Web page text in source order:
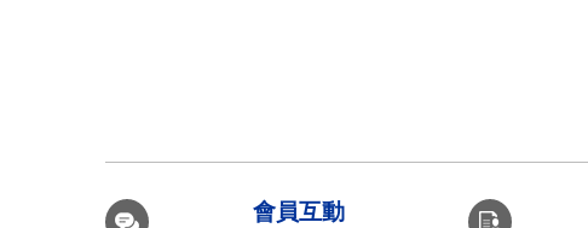
會員互動